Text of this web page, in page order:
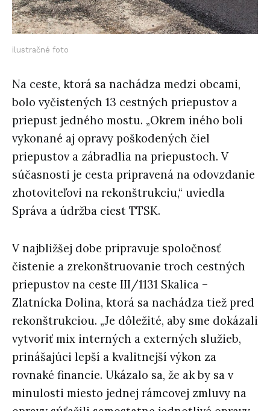
ilustračné foto
Na ceste, ktorá sa nachádza medzi obcami,
bolo vyčistených 13 cestných priepustov a
priepust jedného mostu. „Okrem iného boli
vykonané aj opravy poškodených čiel
priepustov a zábradlia na priepustoch. V
súčasnosti je cesta pripravená na odovzdanie
zhotoviteľovi na rekonštrukciu,“ uviedla
Správa a údržba ciest TTSK.
V najbližšej dobe pripravuje spoločnosť
čistenie a zrekonštruovanie troch cestných
priepustov na ceste III/1131 Skalica –
Zlatnícka Dolina, ktorá sa nachádza tiež pred
rekonštrukciou. „Je dôležité, aby sme dokázali
vytvoriť mix interných a externých služieb,
prinášajúci lepší a kvalitnejší výkon za
rovnaké financie. Ukázalo sa, že ak by sa v
minulosti miesto jednej rámcovej zmluvy na